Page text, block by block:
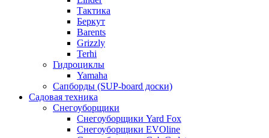
Тактика
Беркут
Barents
Grizzly
Terhi
Гидроциклы
Yamaha
Сапборды (SUP-board доски)
Садовая техника
Снегоуборщики
Снегоуборщики Yard Fox
Снегоуборщики EVOline